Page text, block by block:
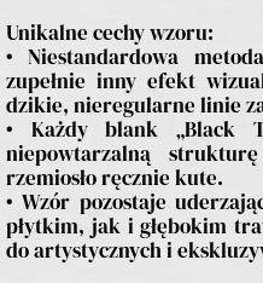
Unikalne cechy wzoru:
• Niestandardowa
zupełnie inny efekt
dzikie, nieregularne linie
• Każdy blank „Black
niepowtarzalną
rzemiosło ręcznie kute.
• Wzór pozostaje
płytkim, jak i głębokim
do artystycznych i